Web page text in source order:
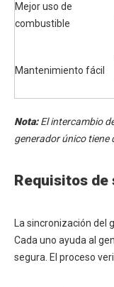
Mejor uso de
combustible
Mantenimiento fácil
Nota:El intercambio
generador único tiene
Requisitos
La sincronización del
Cada uno ayuda al
segura. El proceso